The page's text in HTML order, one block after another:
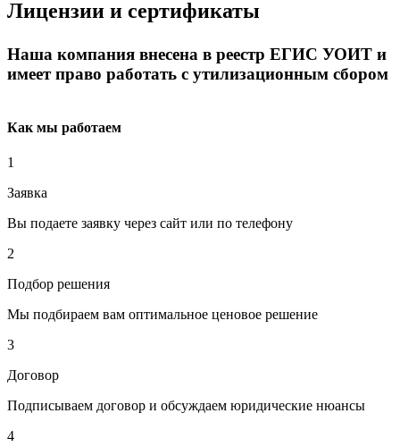
Лицензии и сертификаты
Наша компания внесена в реестр ЕГИС УОИТ и
имеет право работать с утилизационным сбором
Как мы работаем
1
Заявка
Вы подаете заявку через сайт или по телефону
2
Подбор решения
Мы подбираем вам оптимальное ценовое решение
3
Договор
Подписываем договор и обсуждаем юридические нюансы
4